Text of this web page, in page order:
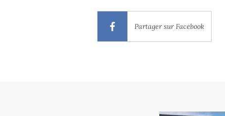
Partager sur Facebook